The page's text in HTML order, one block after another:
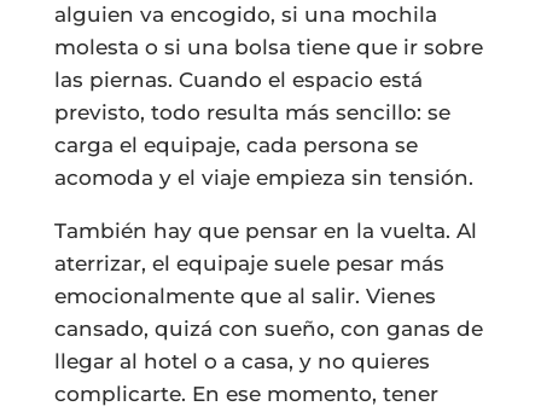
alguien va encogido, si una mochila
molesta o si una bolsa tiene que ir sobre
las piernas. Cuando el espacio está
previsto, todo resulta más sencillo: se
carga el equipaje, cada persona se
acomoda y el viaje empieza sin tensión.
También hay que pensar en la vuelta. Al
aterrizar, el equipaje suele pesar más
emocionalmente que al salir. Vienes
cansado, quizá con sueño, con ganas de
llegar al hotel o a casa, y no quieres
complicarte. En ese momento, tener